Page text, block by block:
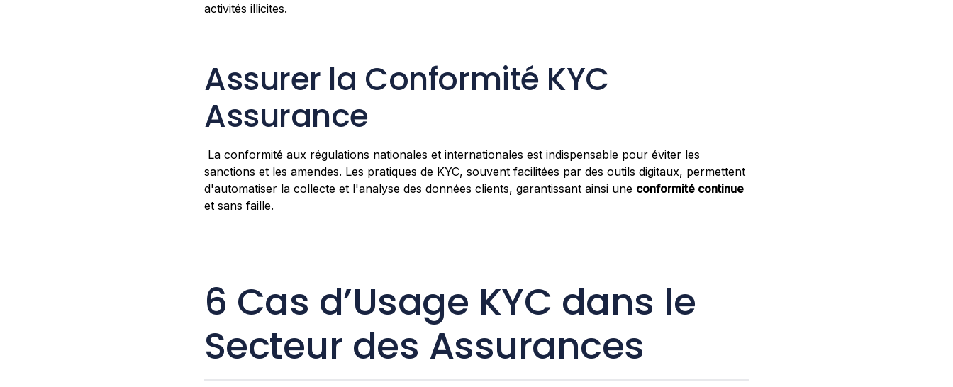
activités illicites.
Assurer la Conformité KYC
Assurance
La conformité aux régulations nationales et internationales est indispensable pour éviter les
sanctions et les amendes. Les pratiques de KYC, souvent facilitées par des outils digitaux, permettent
d'automatiser la collecte et l'analyse des données clients, garantissant ainsi une conformité continue
et sans faille.
6 Cas d’Usage KYC dans le
Secteur des Assurances